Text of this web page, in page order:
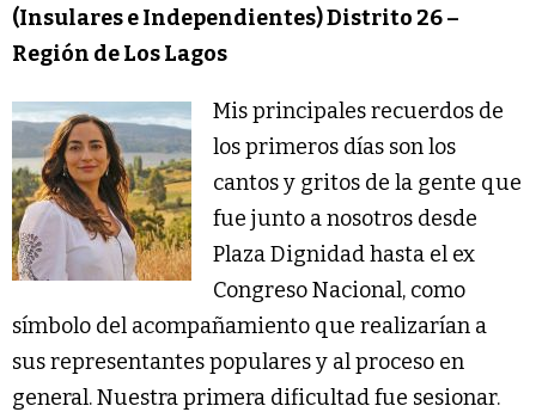
(Insulares e Independientes) Distrito 26 –
Región de Los Lagos
Mis principales recuerdos de
los primeros días son los
cantos y gritos de la gente que
fue junto a nosotros desde
Plaza Dignidad hasta el ex
Congreso Nacional, como
símbolo del acompañamiento que realizarían a
sus representantes populares y al proceso en
general. Nuestra primera dificultad fue sesionar.